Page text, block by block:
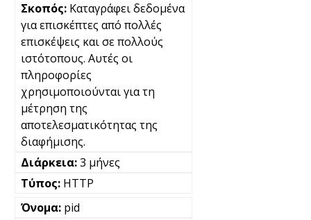
Καταγράφει δεδομένα
για επισκέπτες από πολλές
επισκέψεις και σε πολλούς
ιστότοπους. Αυτές οι
πληροφορίες
χρησιμοποιούνται για τη
μέτρηση της
αποτελεσματικότητας της
διαφήμισης.
3 μήνες
HTTP
pid